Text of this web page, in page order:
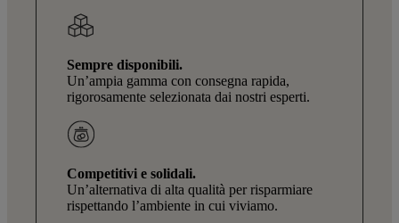
Sempre disponibili.
Un’ampia gamma con consegna rapida,
rigorosamente selezionata dai nostri esperti.
Competitivi e solidali.
Un’alternativa di alta qualità per risparmiare
rispettando l’ambiente in cui viviamo.